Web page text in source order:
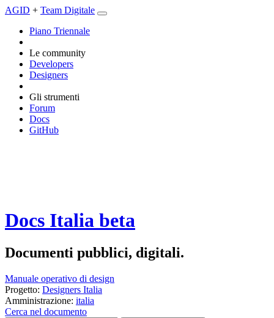
AGID + Team Digitale
Piano Triennale
Le community
Developers
Designers
Gli strumenti
Forum
Docs
GitHub
Docs Italia beta
Documenti pubblici, digitali.
Manuale operativo di design
Progetto: Designers Italia
Amministrazione: italia
Cerca nel documento